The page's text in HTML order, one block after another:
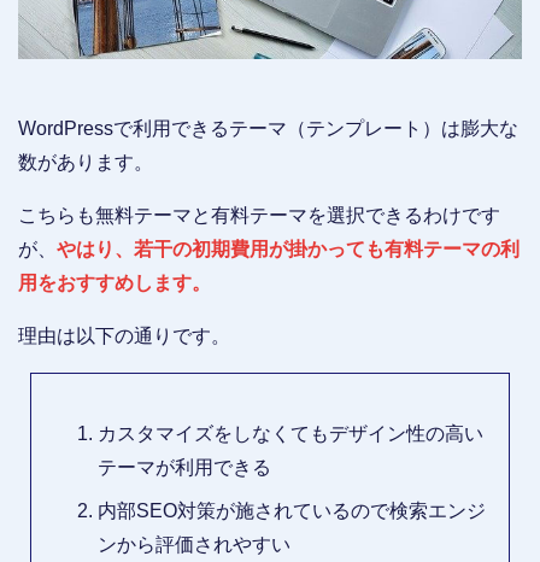
WordPressで利用できるテーマ（テンプレート）は膨大な
数があります。
こちらも無料テーマと有料テーマを選択できるわけです
が、 やはり、若干の初期費用が掛かっても有料テーマの利
用をおすすめします。
理由は以下の通りです。
カスタマイズをしなくてもデザイン性の高い
テーマが利用できる
内部SEO対策が施されているので検索エンジ
ンから評価されやすい